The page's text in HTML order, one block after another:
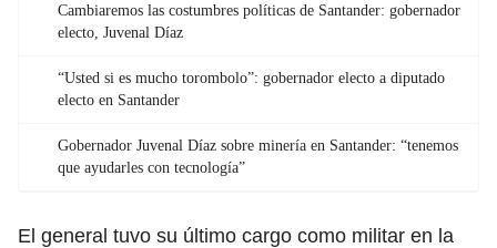
Cambiaremos las costumbres políticas de Santander: gobernador
electo, Juvenal Díaz
“Usted si es mucho torombolo”: gobernador electo a diputado
electo en Santander
Gobernador Juvenal Díaz sobre minería en Santander: “tenemos
que ayudarles con tecnología”
El general tuvo su último cargo como militar en la